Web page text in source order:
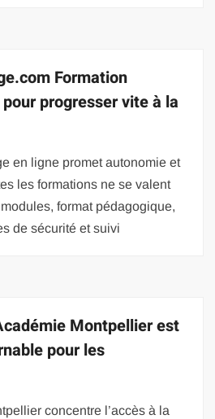
Formation
progresser vite à la
en ligne promet autonomie et
les formations ne se valent
format pédagogique,
de sécurité et suivi
Montpellier est
pour les
concentre l’accès à la